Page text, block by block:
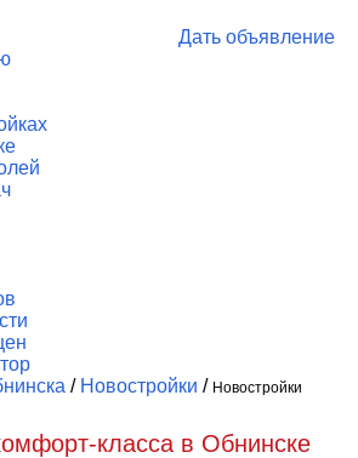
Дать объявление
/ Новостройки / Новостройки
класса в Обнинске